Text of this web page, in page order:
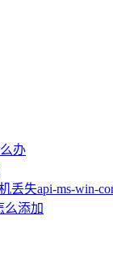
办
丢失api-ms-win-
么添加